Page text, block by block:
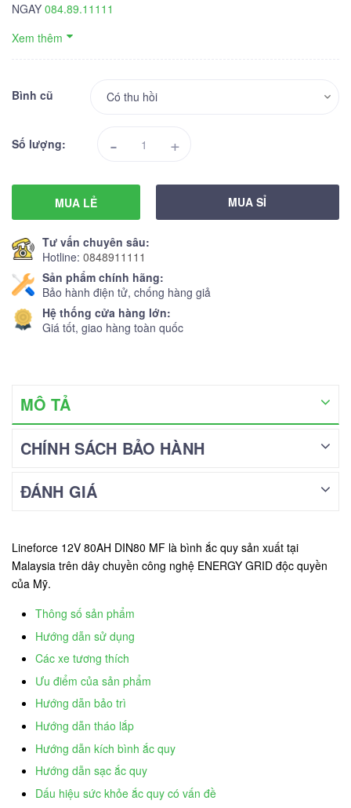
NGAY 084.89.11111
Xem thêm
Bình cũ
Số lượng: - +
MUA LẺ MUA SỈ
Tư vấn chuyên sâu:
Hotline: 0848911111
Sản phẩm chính hãng:
Bảo hành điện tử, chống hàng giả
Hệ thống cửa hàng lớn:
Giá tốt, giao hàng toàn quốc
MÔ TẢ
CHÍNH SÁCH BẢO HÀNH
ĐÁNH GIÁ
Lineforce 12V 80AH DIN80 MF là bình ắc quy sản xuất tại
Malaysia trên dây chuyền công nghệ ENERGY GRID độc quyền
của Mỹ.
Thông số sản phẩm
Hướng dẫn sử dụng
Các xe tương thích
Ưu điểm của sản phẩm
Hướng dẫn bảo trì
Hướng dẫn tháo lắp
Hướng dẫn kích bình ắc quy
Hướng dẫn sạc ắc quy
Dấu hiệu sức khỏe ắc quy có vấn đề